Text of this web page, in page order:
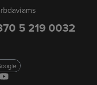
5 219 0032